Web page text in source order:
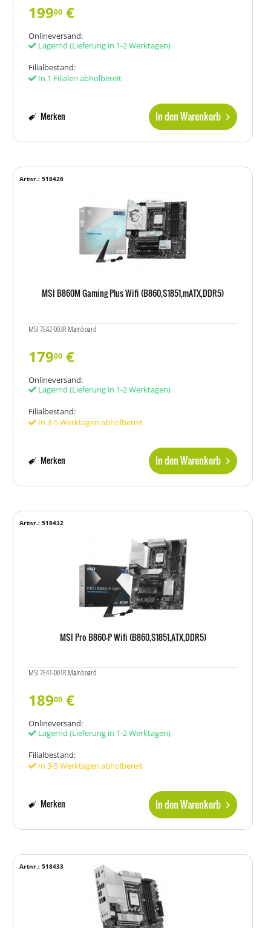
19900 €
Onlineversand:
Lagernd (Lieferung in 1-2 Werktagen)
Filialbestand:
In 1 Filialen abholbereit
In den Warenkorb
Merken
MSI B860M Gaming Plus Wifi (B860,S1851,mATX,DDR5)
MSI 7E42-003R Mainboard
Artnr.: 518426
17900 €
Onlineversand:
Lagernd (Lieferung in 1-2 Werktagen)
Filialbestand:
In 3-5 Werktagen abholbereit
In den Warenkorb
Merken
MSI Pro B860-P Wifi (B860,S1851,ATX,DDR5)
MSI 7E41-001R Mainboard
Artnr.: 518432
18900 €
Onlineversand:
Lagernd (Lieferung in 1-2 Werktagen)
Filialbestand:
In 3-5 Werktagen abholbereit
In den Warenkorb
Merken
Artnr.: 518433